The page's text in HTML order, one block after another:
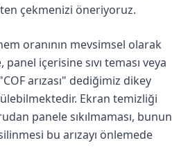
çekmenizi öneriyoruz.
oranının mevsimsel olarak
içerisine sıvı teması veya
arızası" dediğimiz dikey
Ekran temizliği
panele sıkılmaması, bunun
bu arızayı önlemede